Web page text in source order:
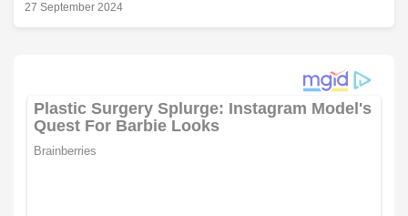
27 September 2024